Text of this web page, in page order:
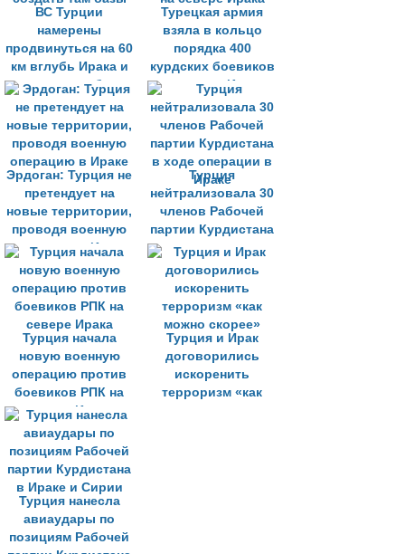
ВС Турции
намерены
продвинуться на 60
км вглубь Ирака и
создать там базы
Турецкая армия
взяла в кольцо
порядка 400
курдских боевиков
на севере Ирака
Эрдоган: Турция не
претендует на
новые территории,
проводя военную
операцию в Ираке
Турция
нейтрализовала 30
членов Рабочей
партии Курдистана
в ходе операции в
Ираке
Турция начала
новую военную
операцию против
боевиков РПК на
севере Ирака
Турция и Ирак
договорились
искоренить
терроризм «как
Турция нанесла
авиаудары по
позициям Рабочей